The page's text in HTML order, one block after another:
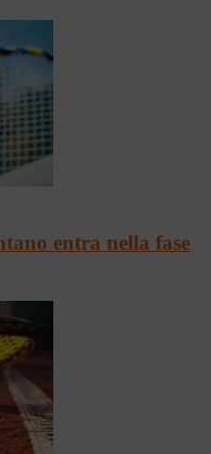
entra nella fase